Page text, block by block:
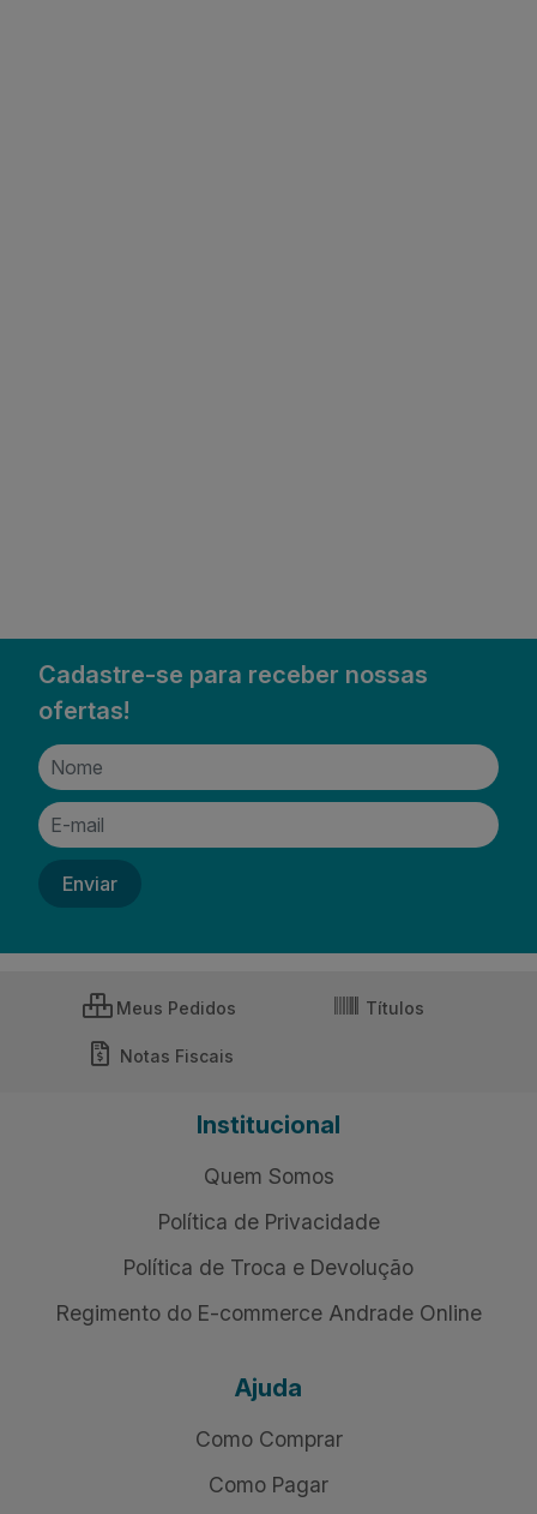
Cadastre-se para receber nossas
ofertas!
Meus Pedidos Títulos
Notas Fiscais
Institucional
Quem Somos
Política de Privacidade
Política de Troca e Devolução
Regimento do E-commerce Andrade Online
Ajuda
Como Comprar
Como Pagar